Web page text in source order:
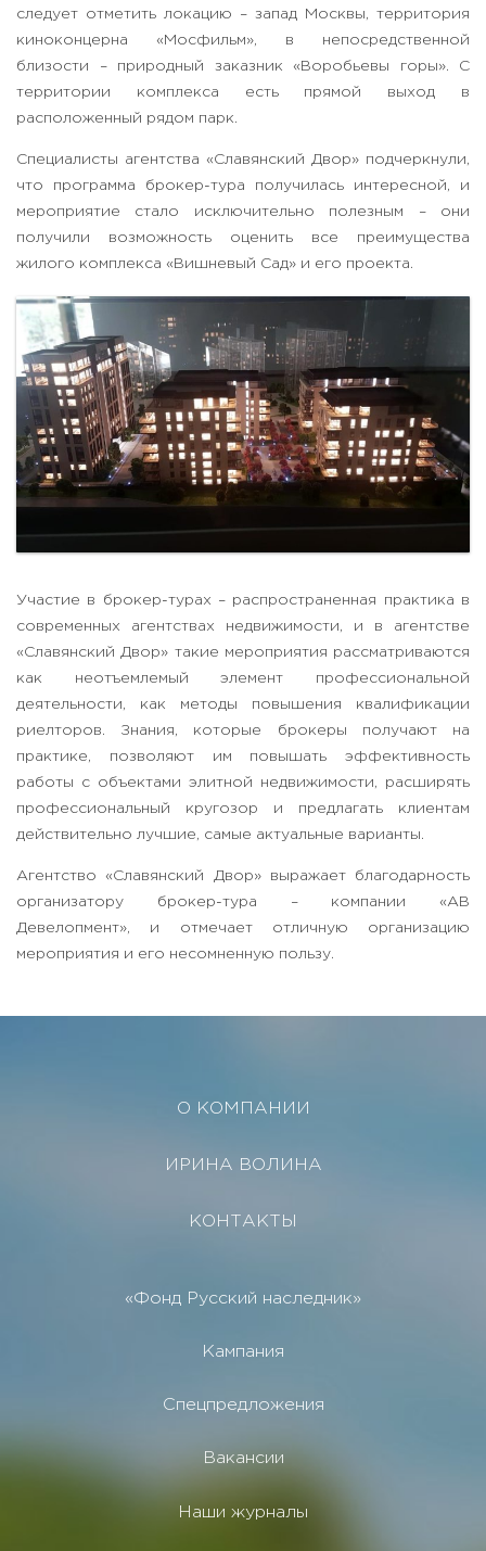
следует отметить локацию – запад Москвы, территория
киноконцерна «Мосфильм», в непосредственной
близости – природный заказник «Воробьевы горы». С
территории комплекса есть прямой выход в
расположенный рядом парк.
Специалисты агентства «Славянский Двор» подчеркнули,
что программа брокер-тура получилась интересной, и
мероприятие стало исключительно полезным – они
получили возможность оценить все преимущества
жилого комплекса «Вишневый Сад» и его проекта.
Участие в брокер-турах – распространенная практика в
современных агентствах недвижимости, и в агентстве
«Славянский Двор» такие мероприятия рассматриваются
как неотъемлемый элемент профессиональной
деятельности, как методы повышения квалификации
риелторов. Знания, которые брокеры получают на
практике, позволяют им повышать эффективность
работы с объектами элитной недвижимости, расширять
профессиональный кругозор и предлагать клиентам
действительно лучшие, самые актуальные варианты.
Агентство «Славянский Двор» выражает благодарность
организатору брокер-тура – компании «АВ
Девелопмент», и отмечает отличную организацию
мероприятия и его несомненную пользу.
О КОМПАНИИ
ИРИНА ВОЛИНА
КОНТАКТЫ
«Фонд Русский наследник»
Кампания
Спецпредложения
Вакансии
Наши журналы